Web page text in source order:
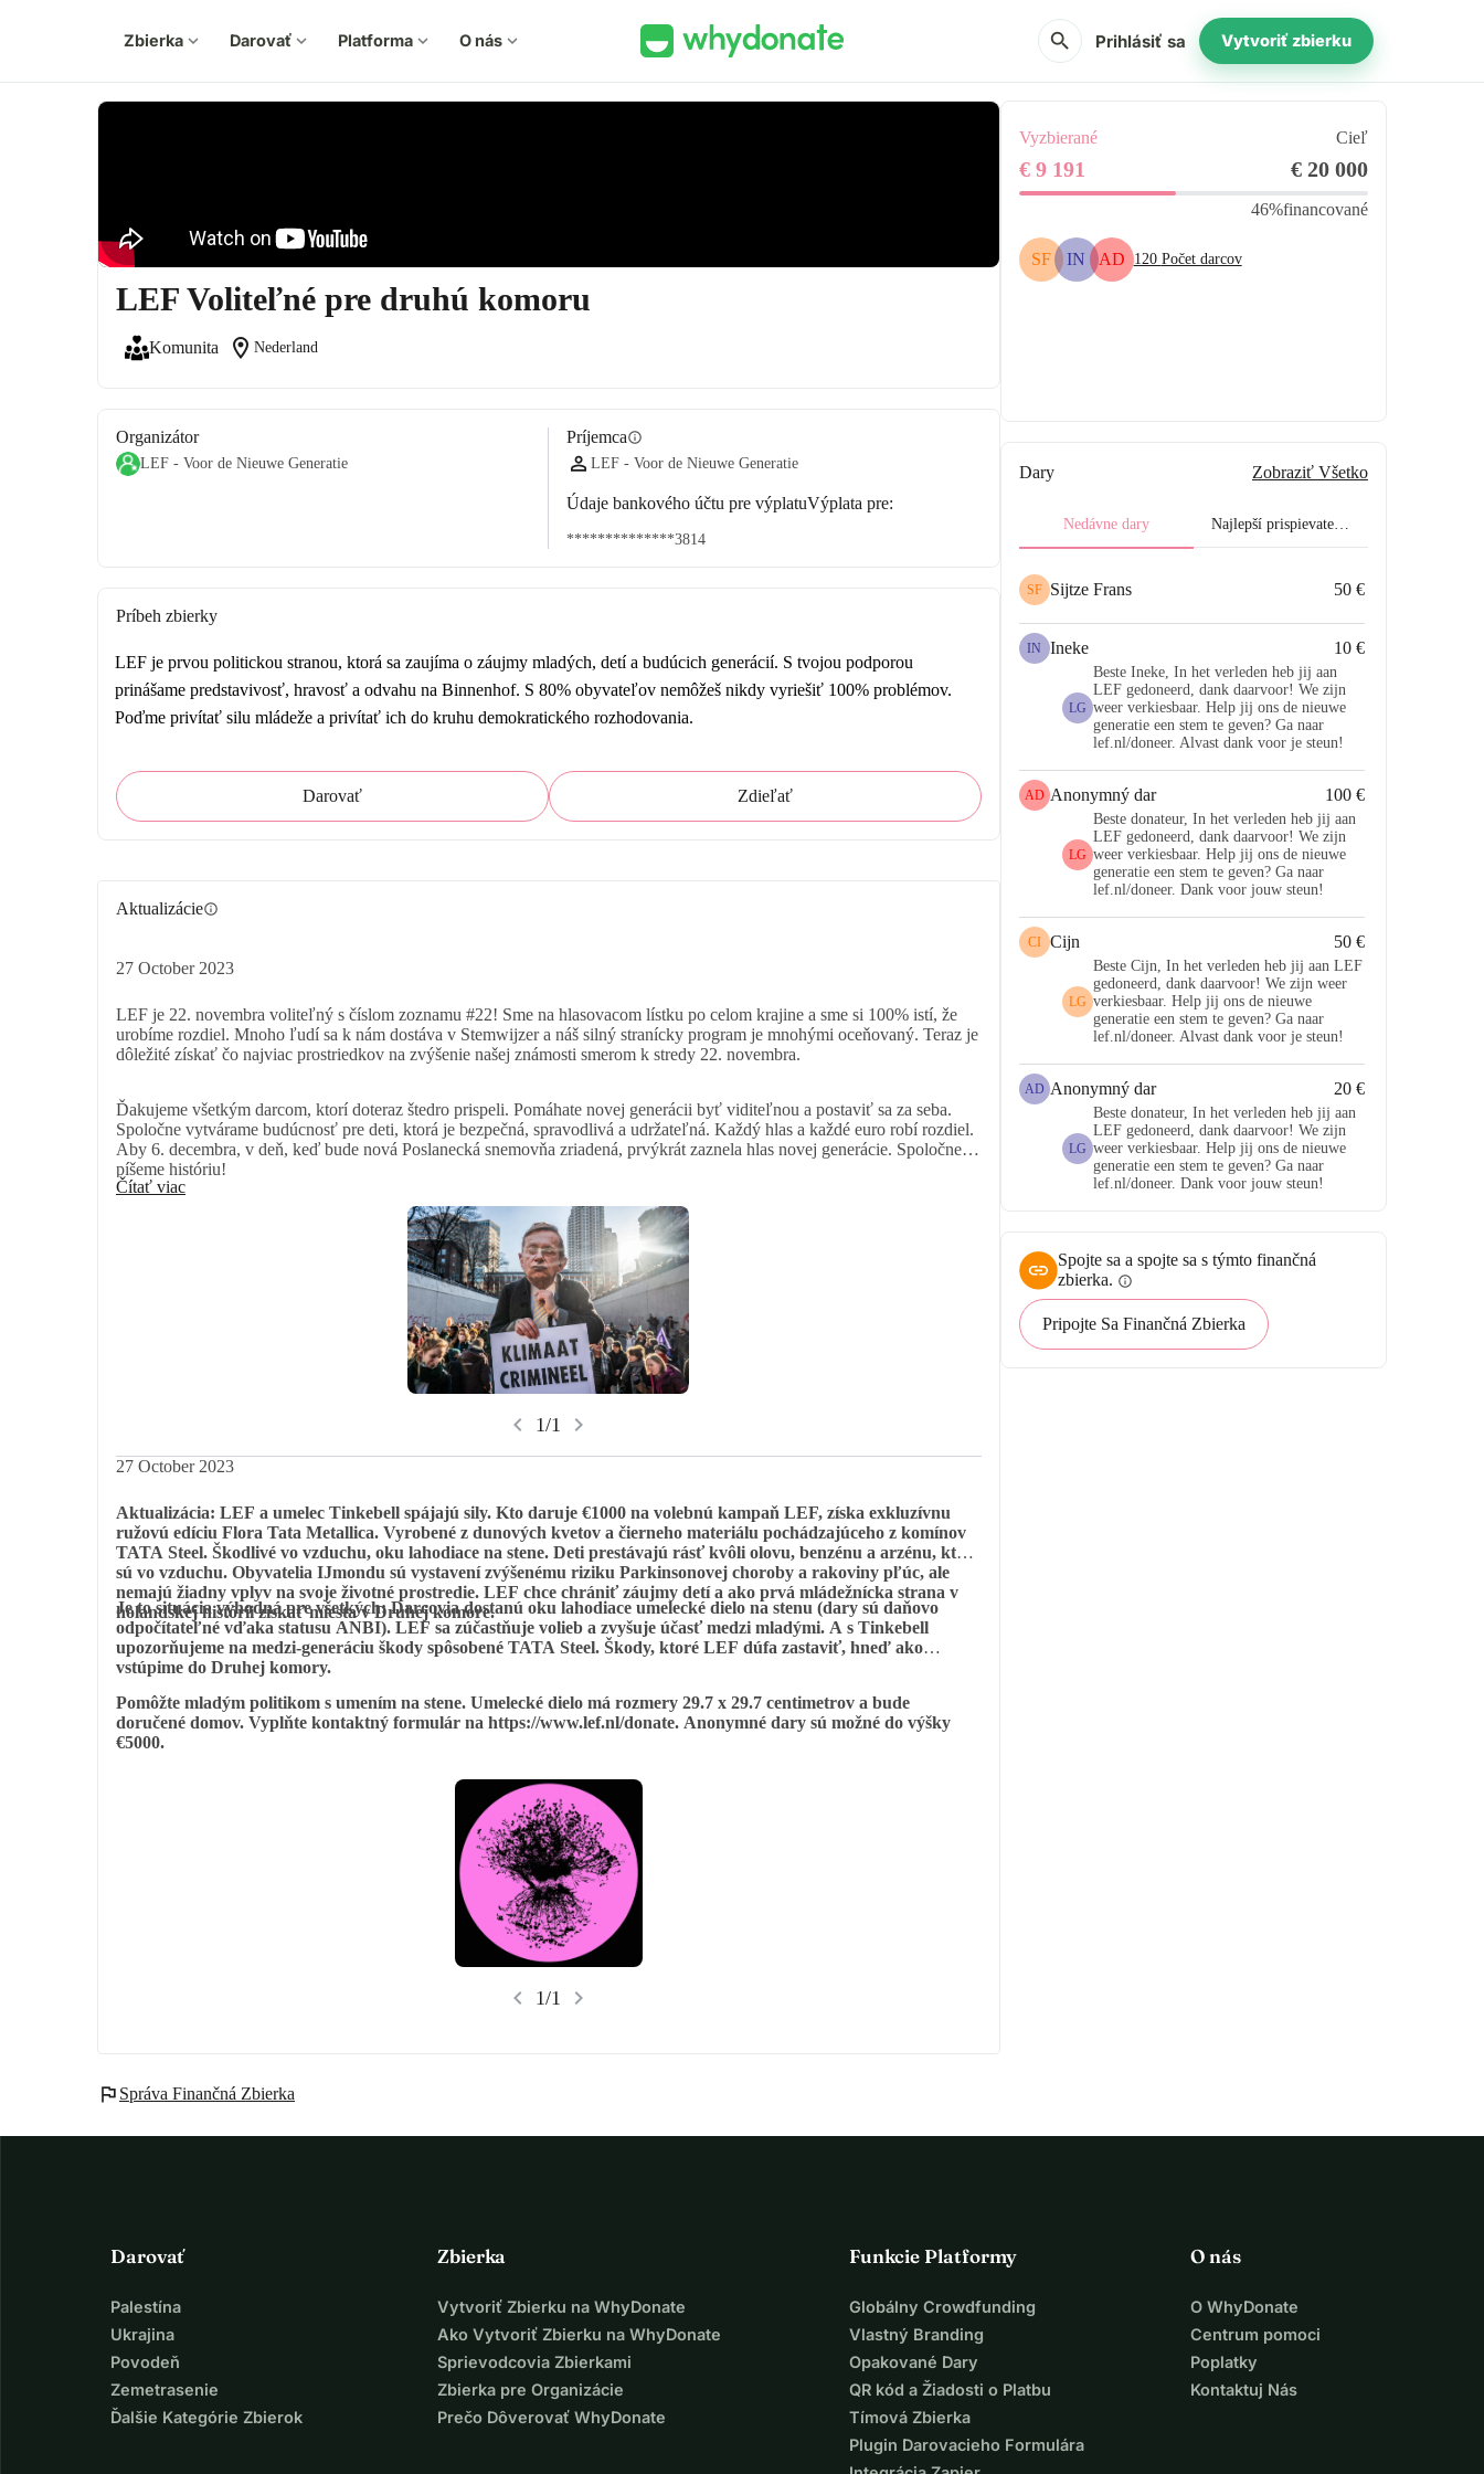
Zbierka expand_more Darovať expand_more Platforma expand_more O nás expand_more search Prihlásiť sa Vytvoriť zbierku
LEF Voliteľné pre druhú komoru
Komunita location_on Nederland
Organizátor
LEF - Voor de Nieuwe Generatie
Príjemcainfo
LEF - Voor de Nieuwe Generatie
Údaje bankového účtu pre výplatuVýplata pre:
**************3814
Príbeh zbierky
LEF je prvou politickou stranou, ktorá sa zaujíma o záujmy mladých, detí a budúcich generácií. S tvojou podporou
prinášame predstavivosť, hravosť a odvahu na Binnenhof. S 80% obyvateľov nemôžeš nikdy vyriešiť 100% problémov.
Poďme privítať silu mládeže a privítať ich do kruhu demokratického rozhodovania.
Darovať Zdieľať
Aktualizácieinfo
27 October 2023
LEF je 22. novembra voliteľný s číslom zoznamu #22! Sme na hlasovacom lístku po celom krajine a sme si 100% istí, že
urobíme rozdiel. Mnoho ľudí sa k nám dostáva v Stemwijzer a náš silný stranícky program je mnohými oceňovaný. Teraz je
dôležité získať čo najviac prostriedkov na zvýšenie našej známosti smerom k stredy 22. novembra.
Ďakujeme všetkým darcom, ktorí doteraz štedro prispeli. Pomáhate novej generácii byť viditeľnou a postaviť sa za seba.
Spoločne vytvárame budúcnosť pre deti, ktorá je bezpečná, spravodlivá a udržateľná. Každý hlas a každé euro robí rozdiel.
Aby 6. decembra, v deň, keď bude nová Poslanecká snemovňa zriadená, prvýkrát zaznela hlas novej generácie. Spoločne
píšeme históriu!
Čítať viac
chevron_left 1/1 chevron_right
27 October 2023
Aktualizácia: LEF a umelec Tinkebell spájajú sily. Kto daruje €1000 na volebnú kampaň LEF, získa exkluzívnu
ružovú edíciu Flora Tata Metallica. Vyrobené z dunových kvetov a čierneho materiálu pochádzajúceho z komínov
TATA Steel. Škodlivé vo vzduchu, oku lahodiace na stene. Deti prestávajú rásť kvôli olovu, benzénu a arzénu, ktoré
sú vo vzduchu. Obyvatelia IJmondu sú vystavení zvýšenému riziku Parkinsonovej choroby a rakoviny pľúc, ale
nemajú žiadny vplyv na svoje životné prostredie. LEF chce chrániť záujmy detí a ako prvá mládežnícka strana v
holandskej histórii získať miesta v Druhej komore.
Je to situácia výhodná pre všetkých: Darcovia dostanú oku lahodiace umelecké dielo na stenu (dary sú daňovo
odpočítateľné vďaka statusu ANBI). LEF sa zúčastňuje volieb a zvyšuje účasť medzi mladými. A s Tinkebell
upozorňujeme na medzi-generáciu škody spôsobené TATA Steel. Škody, ktoré LEF dúfa zastaviť, hneď ako
vstúpime do Druhej komory.
Pomôžte mladým politikom s umením na stene. Umelecké dielo má rozmery 29.7 x 29.7 centimetrov a bude
doručené domov. Vyplňte kontaktný formulár na https://www.lef.nl/donate. Anonymné dary sú možné do výšky
€5000.
chevron_left 1/1 chevron_right
flag Správa Finančná Zbierka
Vyzbierané Cieľ
€ 9 191 € 20 000
46%financované
SF IN AD 120 Počet darcov
Dary Zobraziť Všetko
Nedávne dary Najlepší prispievatelia.
SF Sijtze Frans 50 €
IN Ineke 10 €
LG
Beste Ineke, In het verleden heb jij aan
LEF gedoneerd, dank daarvoor! We zijn
weer verkiesbaar. Help jij ons de nieuwe
generatie een stem te geven? Ga naar
lef.nl/doneer. Alvast dank voor je steun!
AD Anonymný dar 100 €
LG
Beste donateur, In het verleden heb jij aan
LEF gedoneerd, dank daarvoor! We zijn
weer verkiesbaar. Help jij ons de nieuwe
generatie een stem te geven? Ga naar
lef.nl/doneer. Dank voor jouw steun!
CI Cijn 50 €
LG
Beste Cijn, In het verleden heb jij aan LEF
gedoneerd, dank daarvoor! We zijn weer
verkiesbaar. Help jij ons de nieuwe
generatie een stem te geven? Ga naar
lef.nl/doneer. Alvast dank voor je steun!
AD Anonymný dar 20 €
LG
Beste donateur, In het verleden heb jij aan
LEF gedoneerd, dank daarvoor! We zijn
weer verkiesbaar. Help jij ons de nieuwe
generatie een stem te geven? Ga naar
lef.nl/doneer. Dank voor jouw steun!
Spojte sa a spojte sa s týmto finančná
zbierka. info
Pripojte Sa Finančná Zbierka
Darovať
Palestína
Ukrajina
Povodeň
Zemetrasenie
Ďalšie Kategórie Zbierok
Zbierka
Vytvoriť Zbierku na WhyDonate
Ako Vytvoriť Zbierku na WhyDonate
Sprievodcovia Zbierkami
Zbierka pre Organizácie
Prečo Dôverovať WhyDonate
Funkcie Platformy
Globálny Crowdfunding
Vlastný Branding
Opakované Dary
QR kód a Žiadosti o Platbu
Tímová Zbierka
Plugin Darovacieho Formulára
O nás
O WhyDonate
Centrum pomoci
Poplatky
Kontaktuj Nás